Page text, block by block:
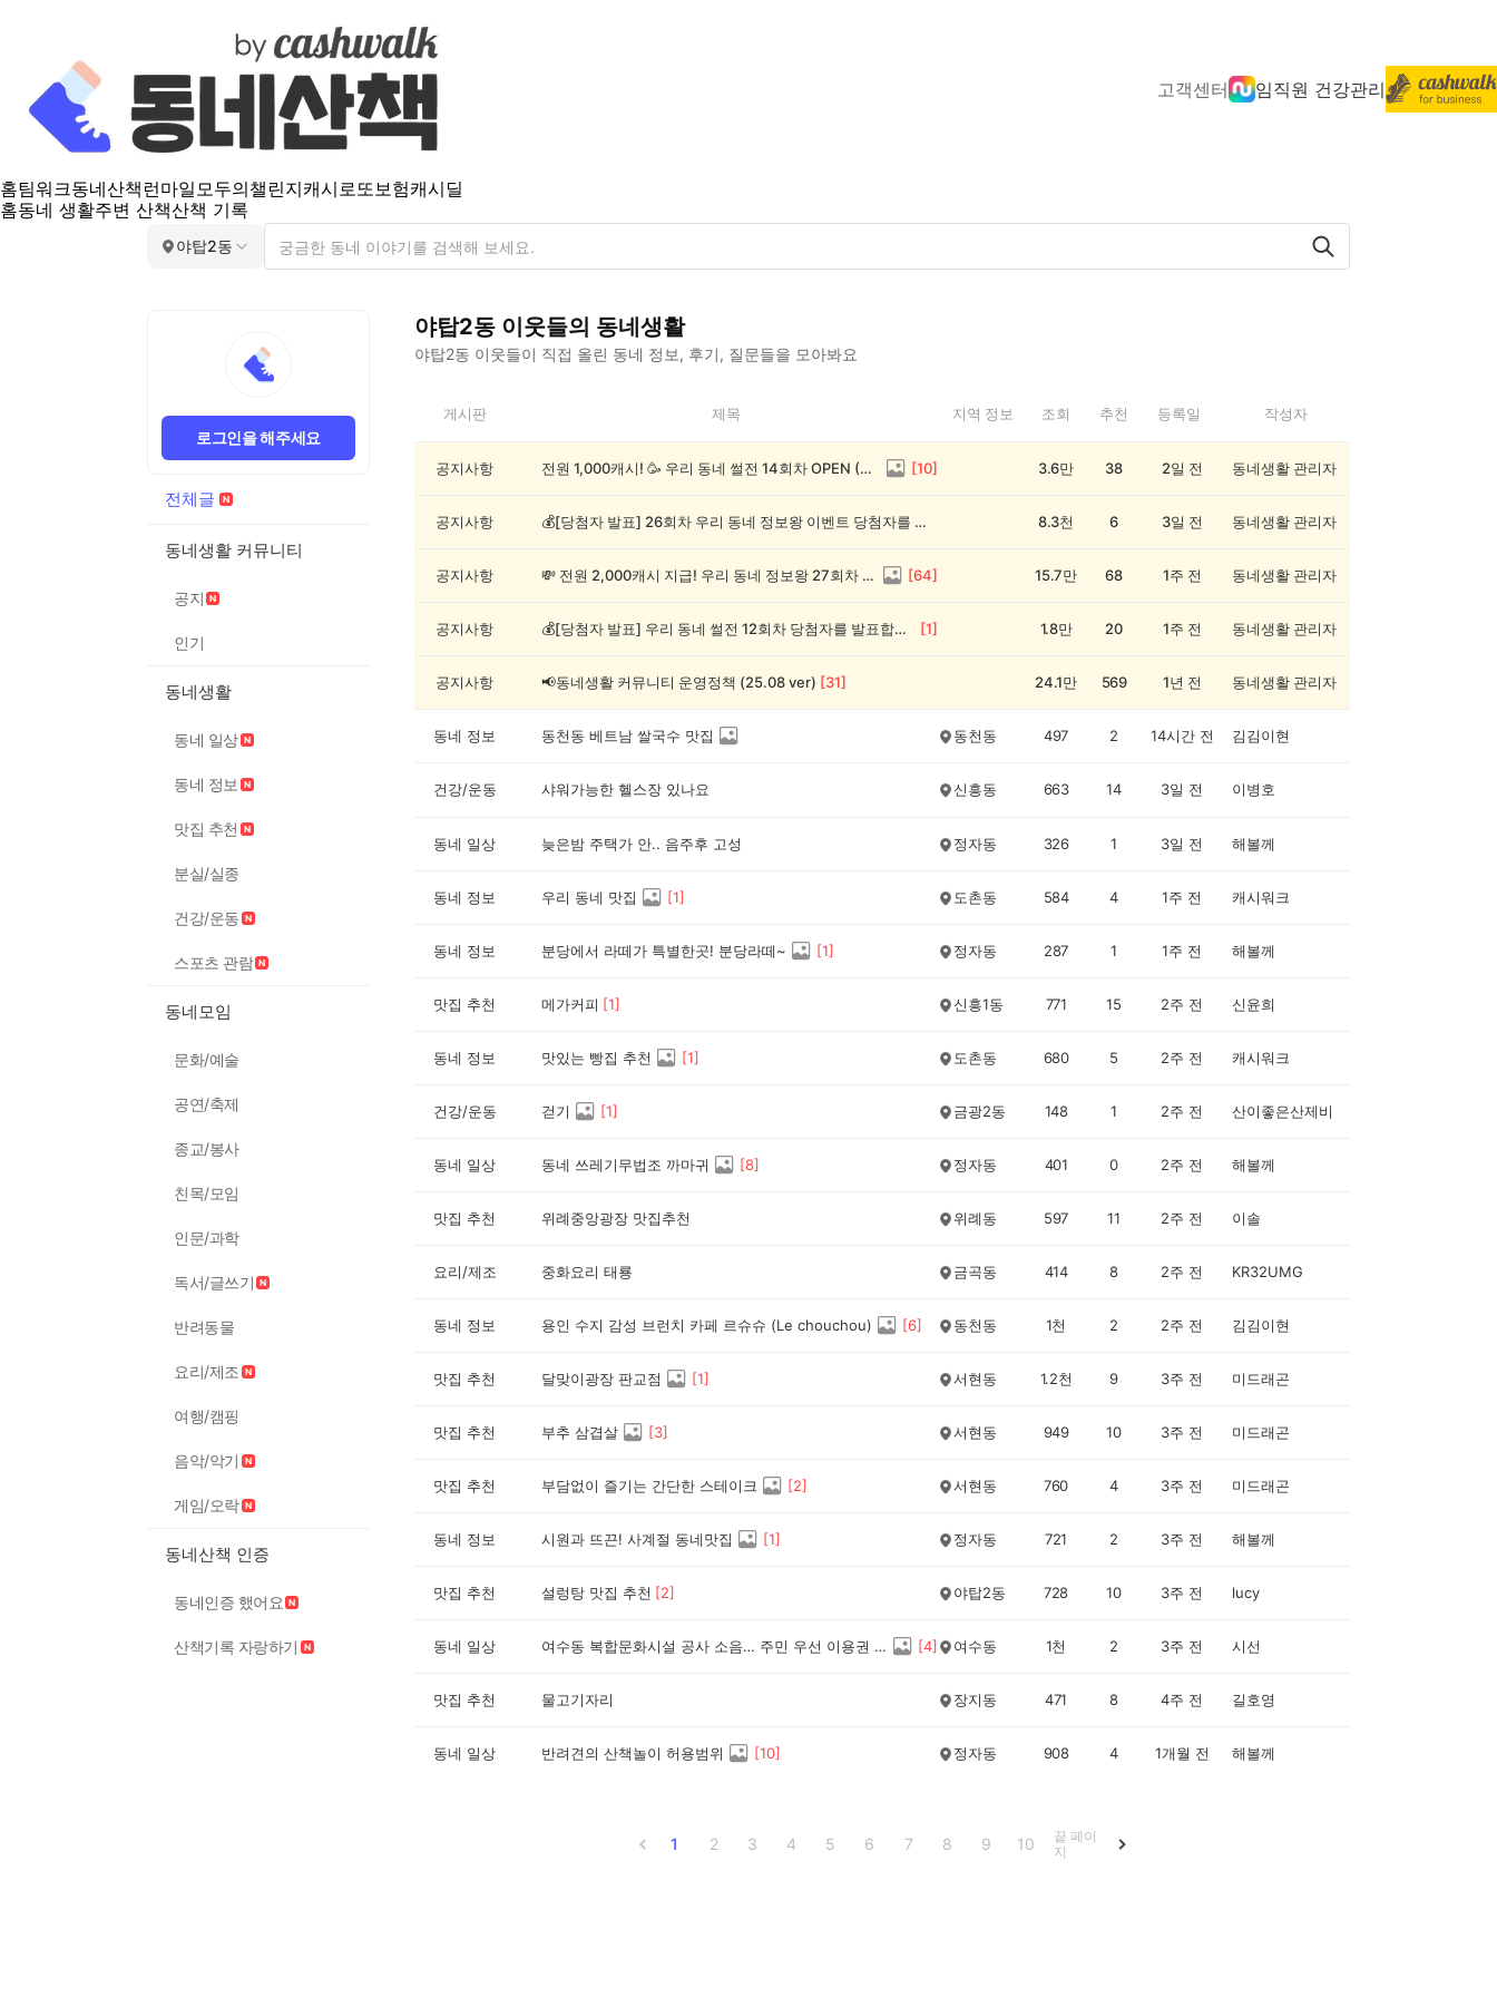
고객센터 임직원 건강관리
홈팀워크동네산책 런마일모두의챌린지캐시로또보험캐시딜
홈동네 생활주변 산책산책 기록
야탑2동
로그인을 해주세요
전체글
동네생활 커뮤니티
공지
인기
동네생활
동네 일상
동네 정보
맛집 추천
분실/실종
건강/운동
스포츠 관람
동네모임
문화/예술
공연/축제
종교/봉사
친목/모임
인문/과학
독서/글쓰기
반려동물
요리/제조
여행/캠핑
음악/악기
게임/오락
동네산책 인증
동네인증 했어요
산책기록 자랑하기
야탑2동 이웃들의 동네생활
야탑2동 이웃들이 직접 올린 동네 정보, 후기, 질문들을 모아봐요
2
게시판 제목 지역 정보 조회 추천 등록일 작성자
공지사항 전원 1,000캐시! 🥳 우리 동네 썰전 14회차 OPEN (~8/17) [10] 3.6만 38 2일 전 동네생활 관리자
공지사항 💰[당첨자 발표] 26회차 우리 동네 정보왕 이벤트 당첨자를 발표합니다! 8.3천 6 3일 전 동네생활 관리자
공지사항 💸 전원 2,000캐시 지급! 우리 동네 정보왕 27회차 (~8/10) [64] 15.7만 68 1주 전 동네생활 관리자
공지사항 💰[당첨자 발표] 우리 동네 썰전 12회차 당첨자를 발표합니다! [1] 1.8만 20 1주 전 동네생활 관리자
공지사항 📢동네생활 커뮤니티 운영정책 (25.08 ver) [31] 24.1만 569 1년 전 동네생활 관리자
동네 정보 동천동 베트남 쌀국수 맛집 동천동 497 2 14시간 전 김김이현
건강/운동 샤워가능한 헬스장 있나요 신흥동 663 14 3일 전 이병호
동네 일상 늦은밤 주택가 안.. 음주후 고성 정자동 326 1 3일 전 해볼께
동네 정보 우리 동네 맛집 [1] 도촌동 584 4 1주 전 캐시워크
동네 정보 분당에서 라떼가 특별한곳! 분당라떼~ [1] 정자동 287 1 1주 전 해볼께
맛집 추천 메가커피 [1] 신흥1동 771 15 2주 전 신윤희
동네 정보 맛있는 빵집 추천 [1] 도촌동 680 5 2주 전 캐시워크
건강/운동 걷기 [1] 금광2동 148 1 2주 전 산이좋은산제비
동네 일상 동네 쓰레기무법조 까마귀 [8] 정자동 401 0 2주 전 해볼께
맛집 추천 위례중앙광장 맛집추천 위례동 597 11 2주 전 이솔
요리/제조 중화요리 태룡 금곡동 414 8 2주 전 KR32UMG
동네 정보 용인 수지 감성 브런치 카페 르슈슈 (Le chouchou) [6] 동천동 1천 2 2주 전 김김이현
맛집 추천 달맞이광장 판교점 [1] 서현동 1.2천 9 3주 전 미드래곤
맛집 추천 부추 삼겹살 [3] 서현동 949 10 3주 전 미드래곤
맛집 추천 부담없이 즐기는 간단한 스테이크 [2] 서현동 760 4 3주 전 미드래곤
동네 정보 시원과 뜨끈! 사계절 동네맛집 [1] 정자동 721 2 3주 전 해볼께
맛집 추천 설렁탕 맛집 추천 [2] 야탑2동 728 10 3주 전 lucy
동네 일상 여수동 복합문화시설 공사 소음… 주민 우선 이용권 보상, 어떻게 생각하세요? [4] 여수동 1천 2 3주 전 시선
맛집 추천 물고기자리 장지동 471 8 4주 전 길호영
동네 일상 반려견의 산책놀이 허용범위 [10] 정자동 908 4 1개월 전 해볼께
1 2 3 4 5 6 7 8 9 10
끝 페이
지